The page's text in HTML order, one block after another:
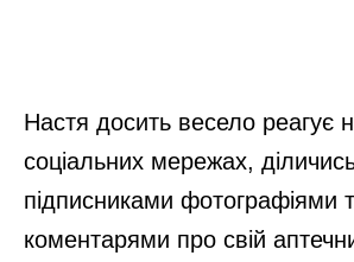
Настя досить весело реагує
соціальних мережах,
підписниками фотографіями
коментарями про свій